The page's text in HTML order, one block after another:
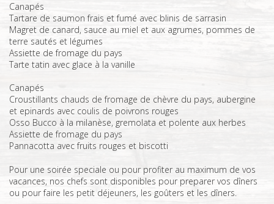
Canapés
Tartare de saumon frais et fumé avec blinis de sarrasin
Magret de canard, sauce au miel et aux agrumes, pommes de
terre sautés et légumes
Assiette de fromage du pays
Tarte tatin avec glace à la vanille
Canapés
Croustillants chauds de fromage de chèvre du pays, aubergine
et epinards avec coulis de poivrons rouges
Osso Bucco à la milanèse, gremolata et polente aux herbes
Assiette de fromage du pays
Pannacotta avec fruits rouges et biscotti
Pour une soirée speciale ou pour profiter au maximum de vos
vacances, nos chefs sont disponibles pour preparer vos dîners
ou pour faire les petit déjeuners, les goûters et les dîners.